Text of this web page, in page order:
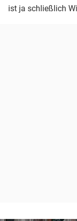
ist ja schließlich